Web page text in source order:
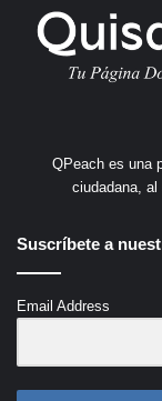
QPeach es una
ciudadana,
Suscríbete a
Email Address